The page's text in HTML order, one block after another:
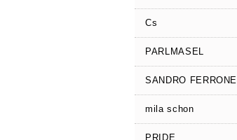
Cs
PARLMASEL
SANDRO FERRONE
mila schon
PRIDE